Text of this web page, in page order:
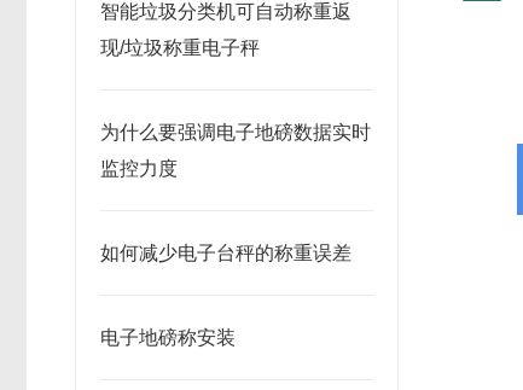
智能垃圾分类机可自动称重返
现/垃圾称重电子秤
为什么要强调电子地磅数据实时
监控力度
如何减少电子台秤的称重误差
电子地磅称安装